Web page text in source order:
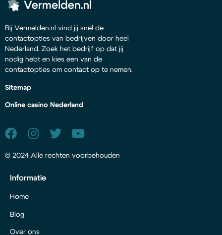
Bij Vermelden.nl vind jij snel de
contactopties van bedrijven door heel
Nederland. Zoek het bedrijf op dat jij
nodig hebt en kies een van de
contactopties om contact op te nemen.
Sitemap
Online casino Nederland
© 2024 Alle rechten voorbehouden
Informatie
Home
Blog
Over ons